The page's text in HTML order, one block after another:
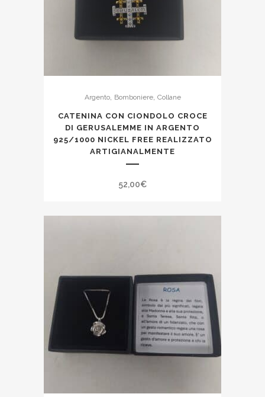
Argento, Bomboniere, Collane
CATENINA CON CIONDOLO CROCE
DI GERUSALEMME IN ARGENTO
925/1000 NICKEL FREE REALIZZATO
ARTIGIANALMENTE
52,00€